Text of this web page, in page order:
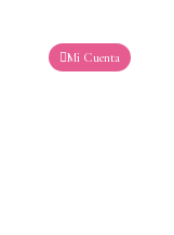
Mi Cuenta